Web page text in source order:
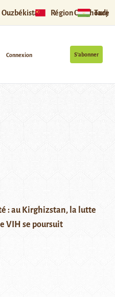
Ouzbékistan Région Ouïghoure
S’abonner
Connexion
: au Kirghizstan, la lutte
VIH se poursuit